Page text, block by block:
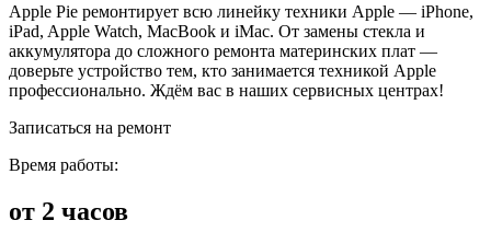
Apple Pie ремонтирует всю линейку техники Apple — iPhone,
iPad, Apple Watch, MacBook и iMac. От замены стекла и
аккумулятора до сложного ремонта материнских плат —
доверьте устройство тем, кто занимается техникой Apple
профессионально. Ждём вас в наших сервисных центрах!
Записаться на ремонт
Время работы:
от 2 часов